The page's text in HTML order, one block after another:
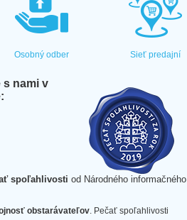
Osobný odber Sieť predajní
s nami v
spoľahlivosti od Národného informačného
obstarávateľov. Pečať spoľahlivosti